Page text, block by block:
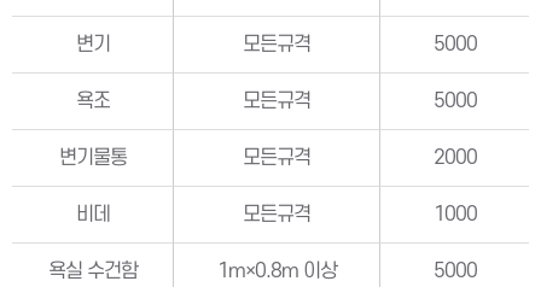
변기 모든규격 5000
욕조 모든규격 5000
변기물통 모든규격 2000
비데 모든규격 1000
욕실 수건함 1m×0.8m 이상 5000